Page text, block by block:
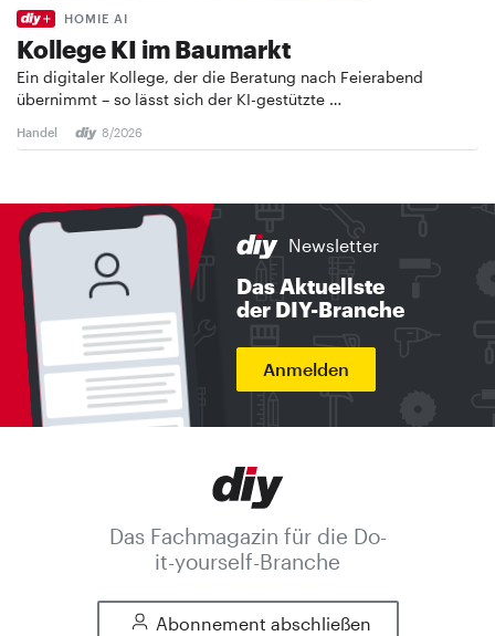
HOMIE AI
Kollege KI im Baumarkt
Ein digitaler Kollege, der die Beratung nach Feierabend
übernimmt – so lässt sich der KI-gestützte …
Handel 8/2026
Newsletter
Das Aktuellste
der DIY-Branche
Anmelden
Das Fachmagazin für die Do-
it-yourself-Branche
Abonnement abschließen